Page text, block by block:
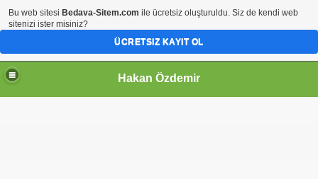
Hakan Özdemir
Bu web sitesi Bedava-Sitem.com ile ücretsiz oluşturuldu. Siz de kendi web
sitenizi ister misiniz?
ÜCRETSIZ KAYIT OL